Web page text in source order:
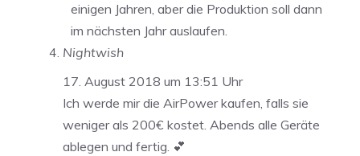
einigen Jahren, aber die Produktion soll dann
im nächsten Jahr auslaufen.
Nightwish
17. August 2018 um 13:51 Uhr
Ich werde mir die AirPower kaufen, falls sie
weniger als 200€ kostet. Abends alle Geräte
ablegen und fertig. 💕